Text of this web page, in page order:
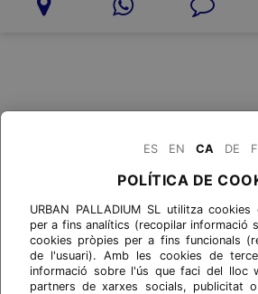
ES EN CA DE
POLÍTICA DE
URBAN PALLADIUM SL utilitza
per a fins analítics (recopilar informació
cookies pròpies per a fins funcionals
de l'usuari). Amb les cookies de
informació sobre l'ús que faci del lloc
partners de xarxes socials, publicitat